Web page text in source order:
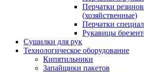
Перчатки
(хозяйственные)
Перчатки
Рукавицы
Сушилки для рук
Технологическое оборудование
Кипятильники
Запайщики пакетов